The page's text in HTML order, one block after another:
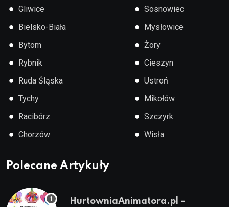
● Gliwice
● Bielsko-Biała
● Bytom
● Rybnik
● Ruda Śląska
● Tychy
● Racibórz
● Chorzów
● Sosnowiec
● Mysłowice
● Żory
● Cieszyn
● Ustroń
● Mikołów
● Szczyrk
● Wisła
Polecane Artykuły
HurtowniaAnimatora.pl –